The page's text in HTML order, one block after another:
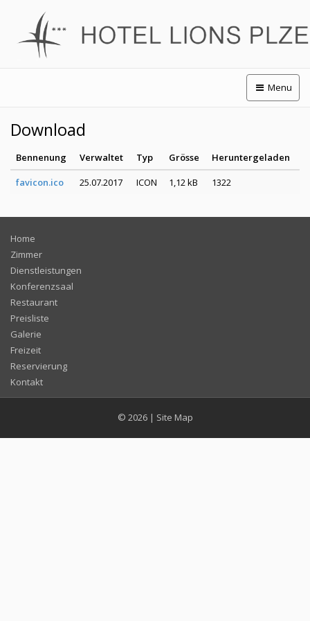
Menu
Download
Bennenung Verwaltet Typ Grösse
Heruntergeladen
favicon.ico
25.07.2017 ICON 1,12 kB 1322
Home
Zimmer
Dienstleistungen
Konferenzsaal
Restaurant
Preisliste
Galerie
Freizeit
Reservierung
Kontakt
© 2026 | Site Map